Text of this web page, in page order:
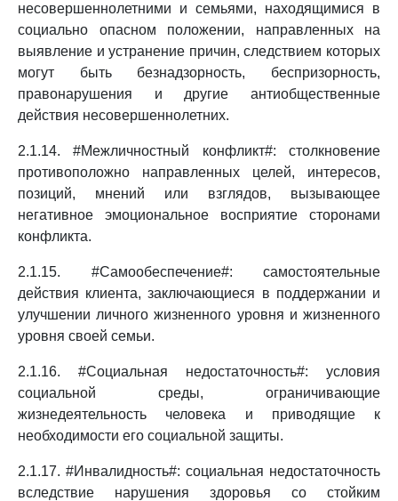
несовершеннолетними и семьями, находящимися в
социально опасном положении, направленных на
выявление и устранение причин, следствием которых
могут быть безнадзорность, беспризорность,
правонарушения и другие антиобщественные
действия несовершеннолетних.
2.1.14. #Межличностный конфликт#: столкновение
противоположно направленных целей, интересов,
позиций, мнений или взглядов, вызывающее
негативное эмоциональное восприятие сторонами
конфликта.
2.1.15. #Самообеспечение#: самостоятельные
действия клиента, заключающиеся в поддержании и
улучшении личного жизненного уровня и жизненного
уровня своей семьи.
2.1.16. #Социальная недостаточность#: условия
социальной среды, ограничивающие
жизнедеятельность человека и приводящие к
необходимости его социальной защиты.
2.1.17. #Инвалидность#: социальная недостаточность
вследствие нарушения здоровья со стойким